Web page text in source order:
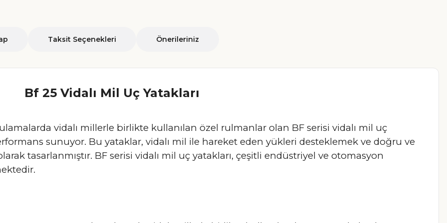
Taksit Seçenekleri Önerileriniz
Bf 25 Vidalı Mil Uç Yatakları
vidalı millerle birlikte kullanılan özel rulmanlar olan BF serisi vidalı mil uç
sunuyor. Bu yataklar, vidalı mil ile hareket eden yükleri desteklemek ve doğru ve
tasarlanmıştır. BF serisi vidalı mil uç yatakları, çeşitli endüstriyel ve otomasyon